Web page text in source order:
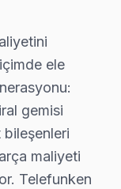
bir araya
TV Servisi
akışının
ele
gemisi
maliyeti
Telefunken